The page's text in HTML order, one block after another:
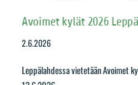
Avoimet kylät 2026
2.6.2026
Leppälahdessa vietetään Avoimet